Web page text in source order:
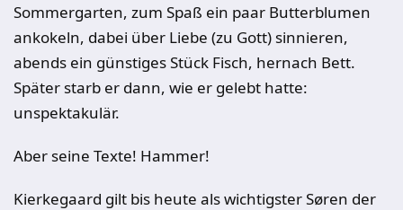
Sommergarten, zum Spaß ein paar Butterblumen
ankokeln, dabei über Liebe (zu Gott) sinnieren,
abends ein günstiges Stück Fisch, hernach Bett.
Später starb er dann, wie er gelebt hatte:
unspektakulär.
Aber seine Texte! Hammer!
Kierkegaard gilt bis heute als wichtigster Søren der